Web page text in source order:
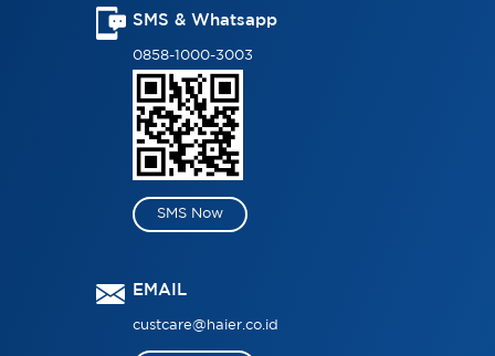
SMS & Whatsapp
0858-1000-3003
SMS Now
EMAIL
custcare@haier.co.id